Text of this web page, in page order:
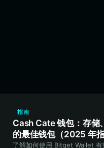
指南
Cash Cate 钱包：存储
的最佳钱包（2025 年指
了解如何使用 Bitget Wallet